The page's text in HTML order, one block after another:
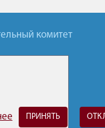
комитет
ПРИНЯТЬ